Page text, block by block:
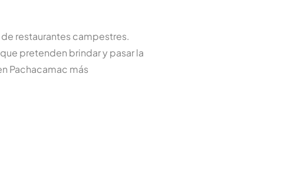
restaurantes campestres.
pretenden brindar y pasar la
Pachacamac más